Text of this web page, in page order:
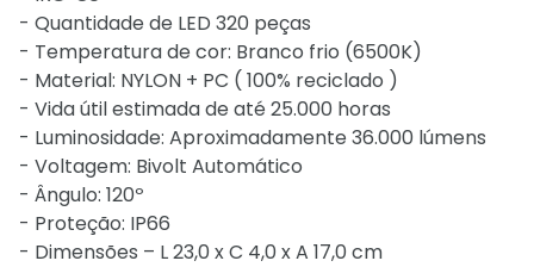
- Quantidade de LED 320 peças
- Temperatura de cor: Branco frio (6500K)
- Material: NYLON + PC ( 100% reciclado )
- Vida útil estimada de até 25.000 horas
- Luminosidade: Aproximadamente 36.000 lúmens
- Voltagem: Bivolt Automático
- Ângulo: 120º
- Proteção: IP66
- Dimensões – L 23,0 x C 4,0 x A 17,0 cm